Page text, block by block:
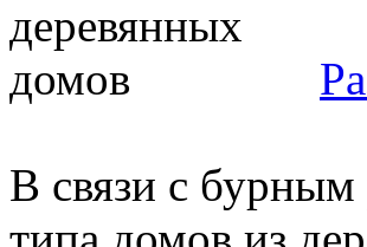
В связи с бурным